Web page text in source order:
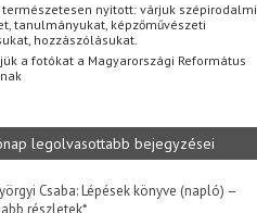
természetesen nyitott: várjuk szépirodalmi
tanulmányukat, képzőművészeti
hozzászólásukat.
a fotókat a Magyarországi Református
legolvasottabb bejegyzései
Csaba: Lépések könyve (napló) –
részletek*